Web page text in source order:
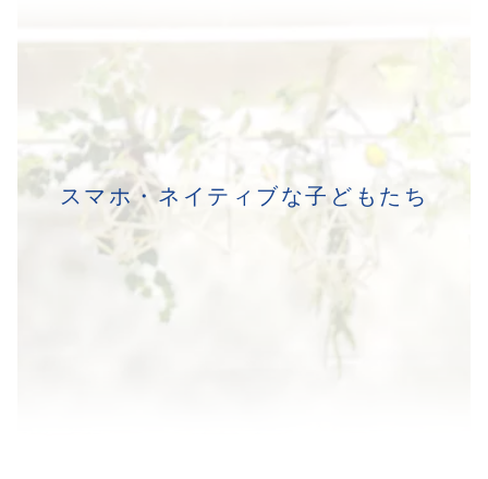
スマホ・ネイティブな子どもたち